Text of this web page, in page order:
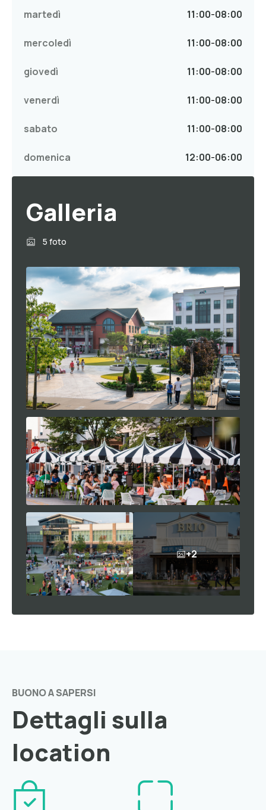
martedì 11:00-08:00
mercoledì 11:00-08:00
giovedì 11:00-08:00
venerdì 11:00-08:00
sabato 11:00-08:00
domenica 12:00-06:00
Galleria
5 foto
+2
BUONO A SAPERSI
Dettagli sulla
location